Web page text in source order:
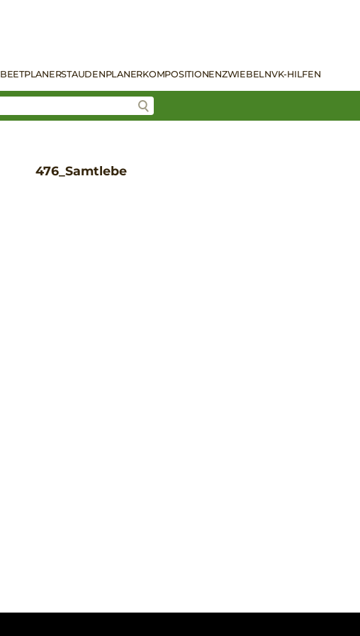
BEETPLANERSTAUDENPLANERKOMPOSITIONENZWIEBELNVK-HILFEN
476_Samtlebe